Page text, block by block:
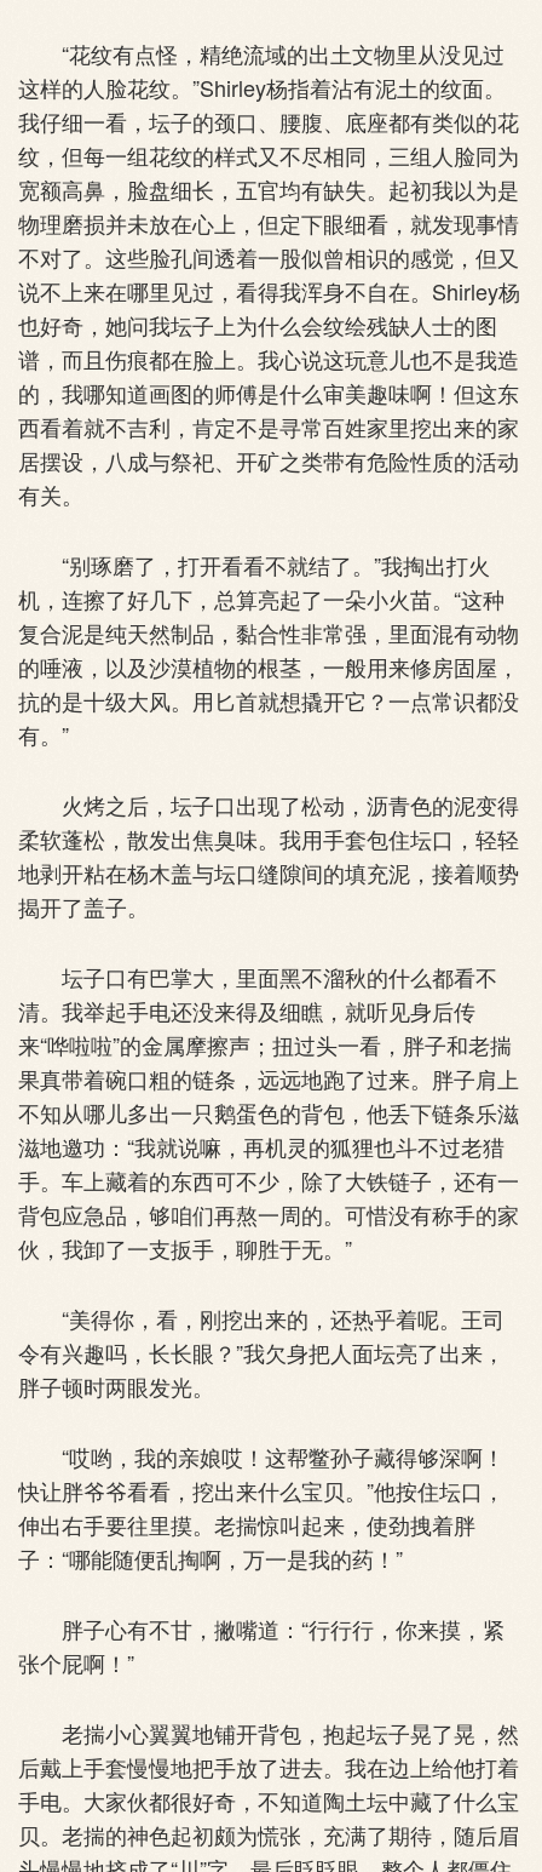
“花纹有点怪，精绝流域的出土文物里从没见过
这样的人脸花纹。”Shirley杨指着沾有泥土的纹面。
我仔细一看，坛子的颈口、腰腹、底座都有类似的花
纹，但每一组花纹的样式又不尽相同，三组人脸同为
宽额高鼻，脸盘细长，五官均有缺失。起初我以为是
物理磨损并未放在心上，但定下眼细看，就发现事情
不对了。这些脸孔间透着一股似曾相识的感觉，但又
说不上来在哪里见过，看得我浑身不自在。Shirley杨
也好奇，她问我坛子上为什么会纹绘残缺人士的图
谱，而且伤痕都在脸上。我心说这玩意儿也不是我造
的，我哪知道画图的师傅是什么审美趣味啊！但这东
西看着就不吉利，肯定不是寻常百姓家里挖出来的家
居摆设，八成与祭祀、开矿之类带有危险性质的活动
有关。
“别琢磨了，打开看看不就结了。”我掏出打火
机，连擦了好几下，总算亮起了一朵小火苗。“这种
复合泥是纯天然制品，黏合性非常强，里面混有动物
的唾液，以及沙漠植物的根茎，一般用来修房固屋，
抗的是十级大风。用匕首就想撬开它？一点常识都没
有。”
火烤之后，坛子口出现了松动，沥青色的泥变得
柔软蓬松，散发出焦臭味。我用手套包住坛口，轻轻
地剥开粘在杨木盖与坛口缝隙间的填充泥，接着顺势
揭开了盖子。
坛子口有巴掌大，里面黑不溜秋的什么都看不
清。我举起手电还没来得及细瞧，就听见身后传
来“哗啦啦”的金属摩擦声；扭过头一看，胖子和老揣
果真带着碗口粗的链条，远远地跑了过来。胖子肩上
不知从哪儿多出一只鹅蛋色的背包，他丢下链条乐滋
滋地邀功：“我就说嘛，再机灵的狐狸也斗不过老猎
手。车上藏着的东西可不少，除了大铁链子，还有一
背包应急品，够咱们再熬一周的。可惜没有称手的家
伙，我卸了一支扳手，聊胜于无。”
“美得你，看，刚挖出来的，还热乎着呢。王司
令有兴趣吗，长长眼？”我欠身把人面坛亮了出来，
胖子顿时两眼发光。
“哎哟，我的亲娘哎！这帮鳖孙子藏得够深啊！
快让胖爷爷看看，挖出来什么宝贝。”他按住坛口，
伸出右手要往里摸。老揣惊叫起来，使劲拽着胖
子：“哪能随便乱掏啊，万一是我的药！”
胖子心有不甘，撇嘴道：“行行行，你来摸，紧
张个屁啊！”
老揣小心翼翼地铺开背包，抱起坛子晃了晃，然
后戴上手套慢慢地把手放了进去。我在边上给他打着
手电。大家伙都很好奇，不知道陶土坛中藏了什么宝
贝。老揣的神色起初颇为慌张，充满了期待，随后眉